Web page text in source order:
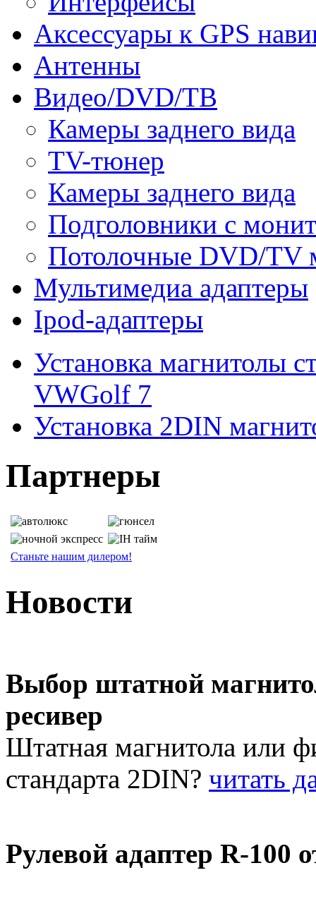
Аксессуары к GPS
Антенны
Видео/DVD/ТВ
Камеры заднего вида
TV-тюнер
Камеры заднего вида
Подголовники с
Потолочные DVD/TV
Мультимедиа адаптеры
Ipod-адаптеры
Установка магнитолы
VWGolf 7
Установка 2DIN
Партнеры
Станьте нашим дилером!
Новости
Выбор штатной
ресивер
Штатная магнитола или
стандарта 2DIN? читать
Рулевой адаптер R-100